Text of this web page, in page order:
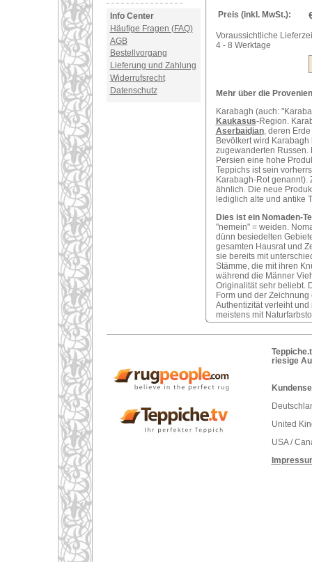
Info Center
Häufige Fragen (FAQ)
AGB
Bestellvorgang
Lieferung und Zahlung
Widerrufsrecht
Datenschutz
Preis (inkl. MwSt.):
Voraussichtliche
4 - 8 Werktage
Mehr über die
Karabagh (auch:
Kaukasus-Region.
Aserbaidjan, deren
Bevölkert wird
zugewanderten Russen.
Persien eine hohe
Teppichs ist sein
Karabagh-Rot genannt).
ähnlich. Die neue
lediglich alte und antike
Dies ist ein Nomaden-
"nemein" = weiden.
dünn besiedelten
gesamten Hausrat und
sie bereits mit
Stämme, die mit ihren
während die Männer
Originalität sehr beliebt.
Form und der
Authentizität verleiht
meistens mit
riesige
United
USA /